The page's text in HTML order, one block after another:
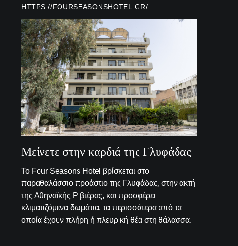
HTTPS://FOURSEASONSHOTEL.GR/
Μείνετε στην καρδιά της Γλυφάδας
Το Four Seasons Hotel βρίσκεται στο
παραθαλάσσιο προάστιο της Γλυφάδας, στην ακτή
της Αθηναϊκής Ριβιέρας, και προσφέρει
κλιματιζόμενα δωμάτια, τα περισσότερα από τα
οποία έχουν πλήρη ή πλευρική θέα στη θάλασσα.